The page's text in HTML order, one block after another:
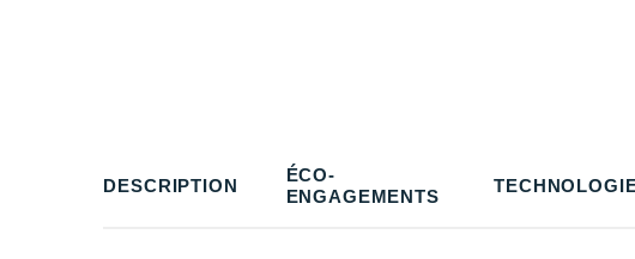
DESCRIPTION
ÉCO-
ENGAGEMENTS